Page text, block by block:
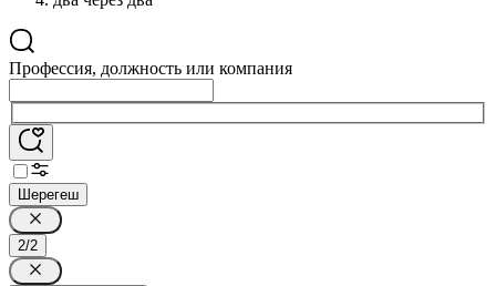
Профессия, должность или компания
Шерегеш
2/2